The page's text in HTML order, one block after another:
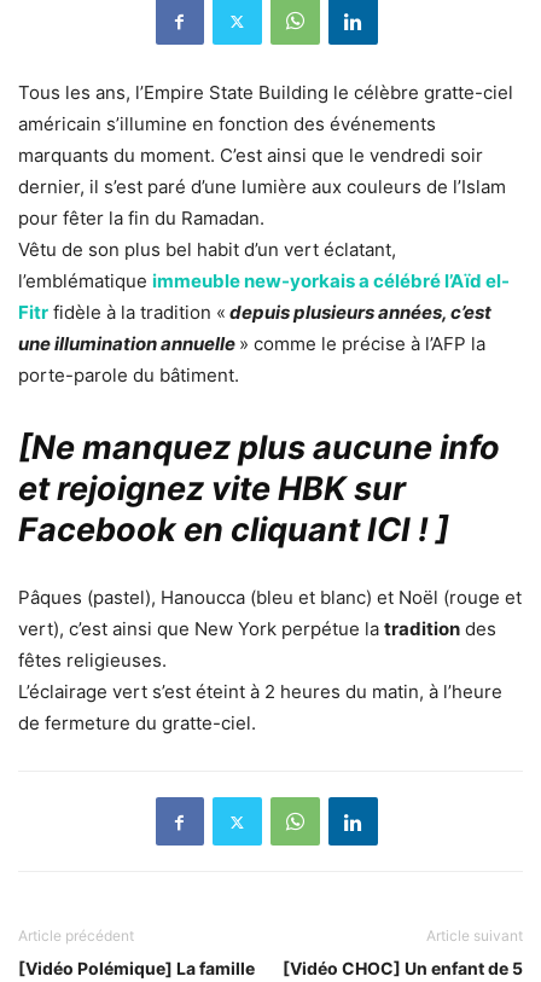
Tous les ans, l’Empire State Building le célèbre gratte-ciel
américain s’illumine en fonction des événements
marquants du moment. C’est ainsi que le vendredi soir
dernier, il s’est paré d’une lumière aux couleurs de l’Islam
pour fêter la fin du Ramadan.
Vêtu de son plus bel habit d’un vert éclatant,
l’emblématique immeuble new-yorkais a célébré l’Aïd el-
Fitr fidèle à la tradition « depuis plusieurs années, c’est
une illumination annuelle » comme le précise à l’AFP la
porte-parole du bâtiment.
[Ne manquez plus aucune info
et rejoignez vite HBK sur
Facebook en cliquant ICI !]
Pâques (pastel), Hanoucca (bleu et blanc) et Noël (rouge et
vert), c’est ainsi que New York perpétue la tradition des
fêtes religieuses.
L’éclairage vert s’est éteint à 2 heures du matin, à l’heure
de fermeture du gratte-ciel.
Article précédent
[Vidéo Polémique] La famille
Article suivant
[Vidéo CHOC] Un enfant de 5